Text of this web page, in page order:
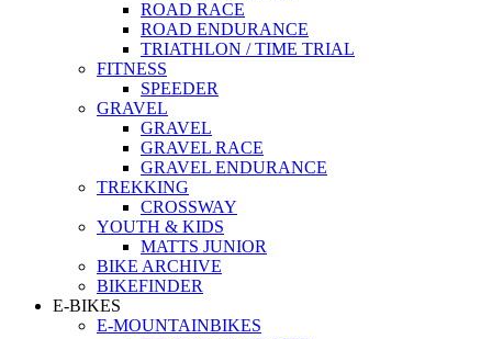
ROAD RACE
ROAD ENDURANCE
TRIATHLON / TIME TRIAL
FITNESS
SPEEDER
GRAVEL
GRAVEL
GRAVEL RACE
GRAVEL ENDURANCE
TREKKING
CROSSWAY
YOUTH & KIDS
MATTS JUNIOR
BIKE ARCHIVE
BIKEFINDER
E-BIKES
E-MOUNTAINBIKES